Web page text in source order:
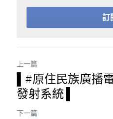
訂
上一篇
▌#原住民族廣播
發射系統 ▌
下一篇